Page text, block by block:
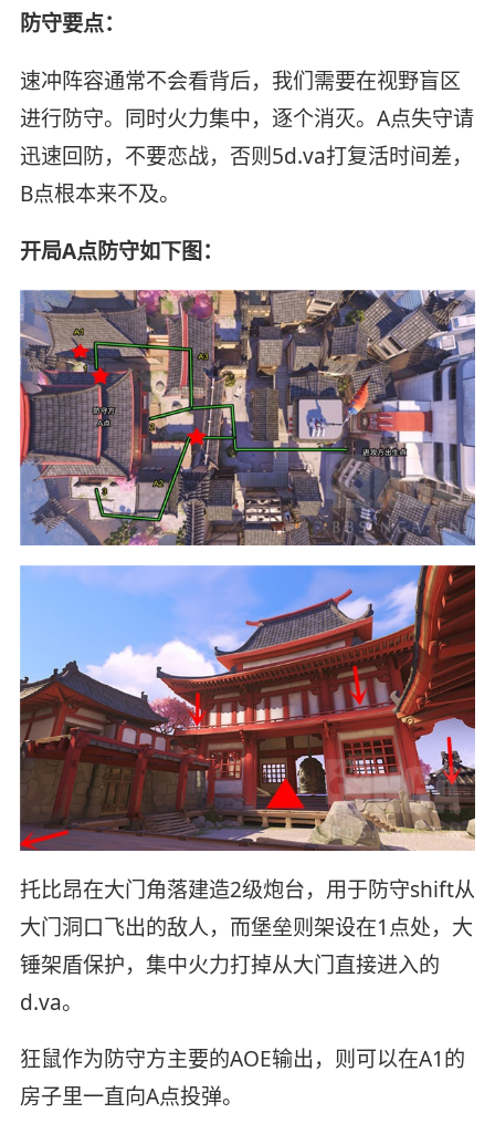
防守要点：
速冲阵容通常不会看背后，我们需要在视野盲区
进行防守。同时火力集中，逐个消灭。A点失守请
迅速回防，不要恋战，否则5d.va打复活时间差，
B点根本来不及。
开局A点防守如下图：
托比昂在大门角落建造2级炮台，用于防守shift从
大门洞口飞出的敌人，而堡垒则架设在1点处，大
锤架盾保护，集中火力打掉从大门直接进入的
d.va。
狂鼠作为防守方主要的AOE输出，则可以在A1的
房子里一直向A点投弹。